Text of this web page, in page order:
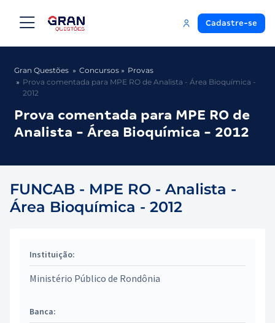
Cadastre-se
Gran Questões Concursos
Provas
Prova comentada para MPE RO de Analista - Área Bioquímica -
2012
Prova comentada para MPE RO de
Analista - Área Bioquímica - 2012
FUNCAB - MPE RO - Analista -
Área Bioquímica - 2012
Instituição:
Ministério Público de Rondônia
Banca: